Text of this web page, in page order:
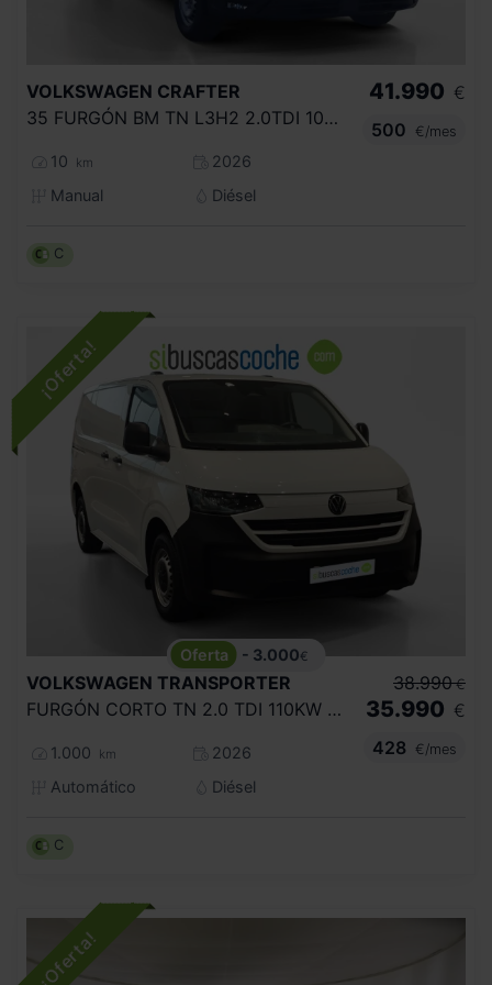
VOLKSWAGEN CRAFTER
35 FURGÓN BM TN L3H2 2.0TDI 103KW(140CV)
10 km
2026
Manual
Diésel
41.990 €
500
€/mes
C
- 3.000€
VOLKSWAGEN TRANSPORTER
FURGÓN CORTO TN 2.0 TDI 110KW DSG
1.000 km
2026
Automático
Diésel
38.990 €
35.990 €
428
€/mes
C